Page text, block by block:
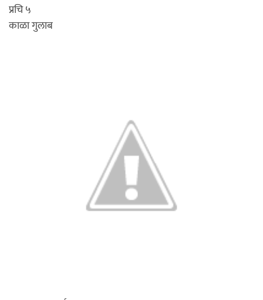
प्रचि ५
काळा गुलाब